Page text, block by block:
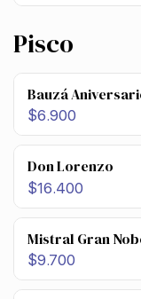
Pisco
Bauzá
$6.900
Don Lorenzo
$16.400
Mistral Gran
$9.700